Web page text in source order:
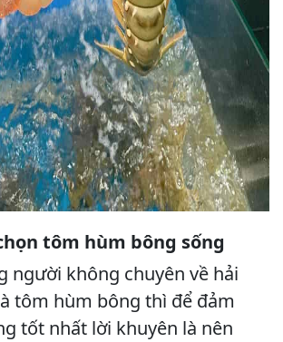
tôm hùm bông sống
người không chuyên về hải
tôm hùm bông thì để đảm
tốt nhất lời khuyên là nên